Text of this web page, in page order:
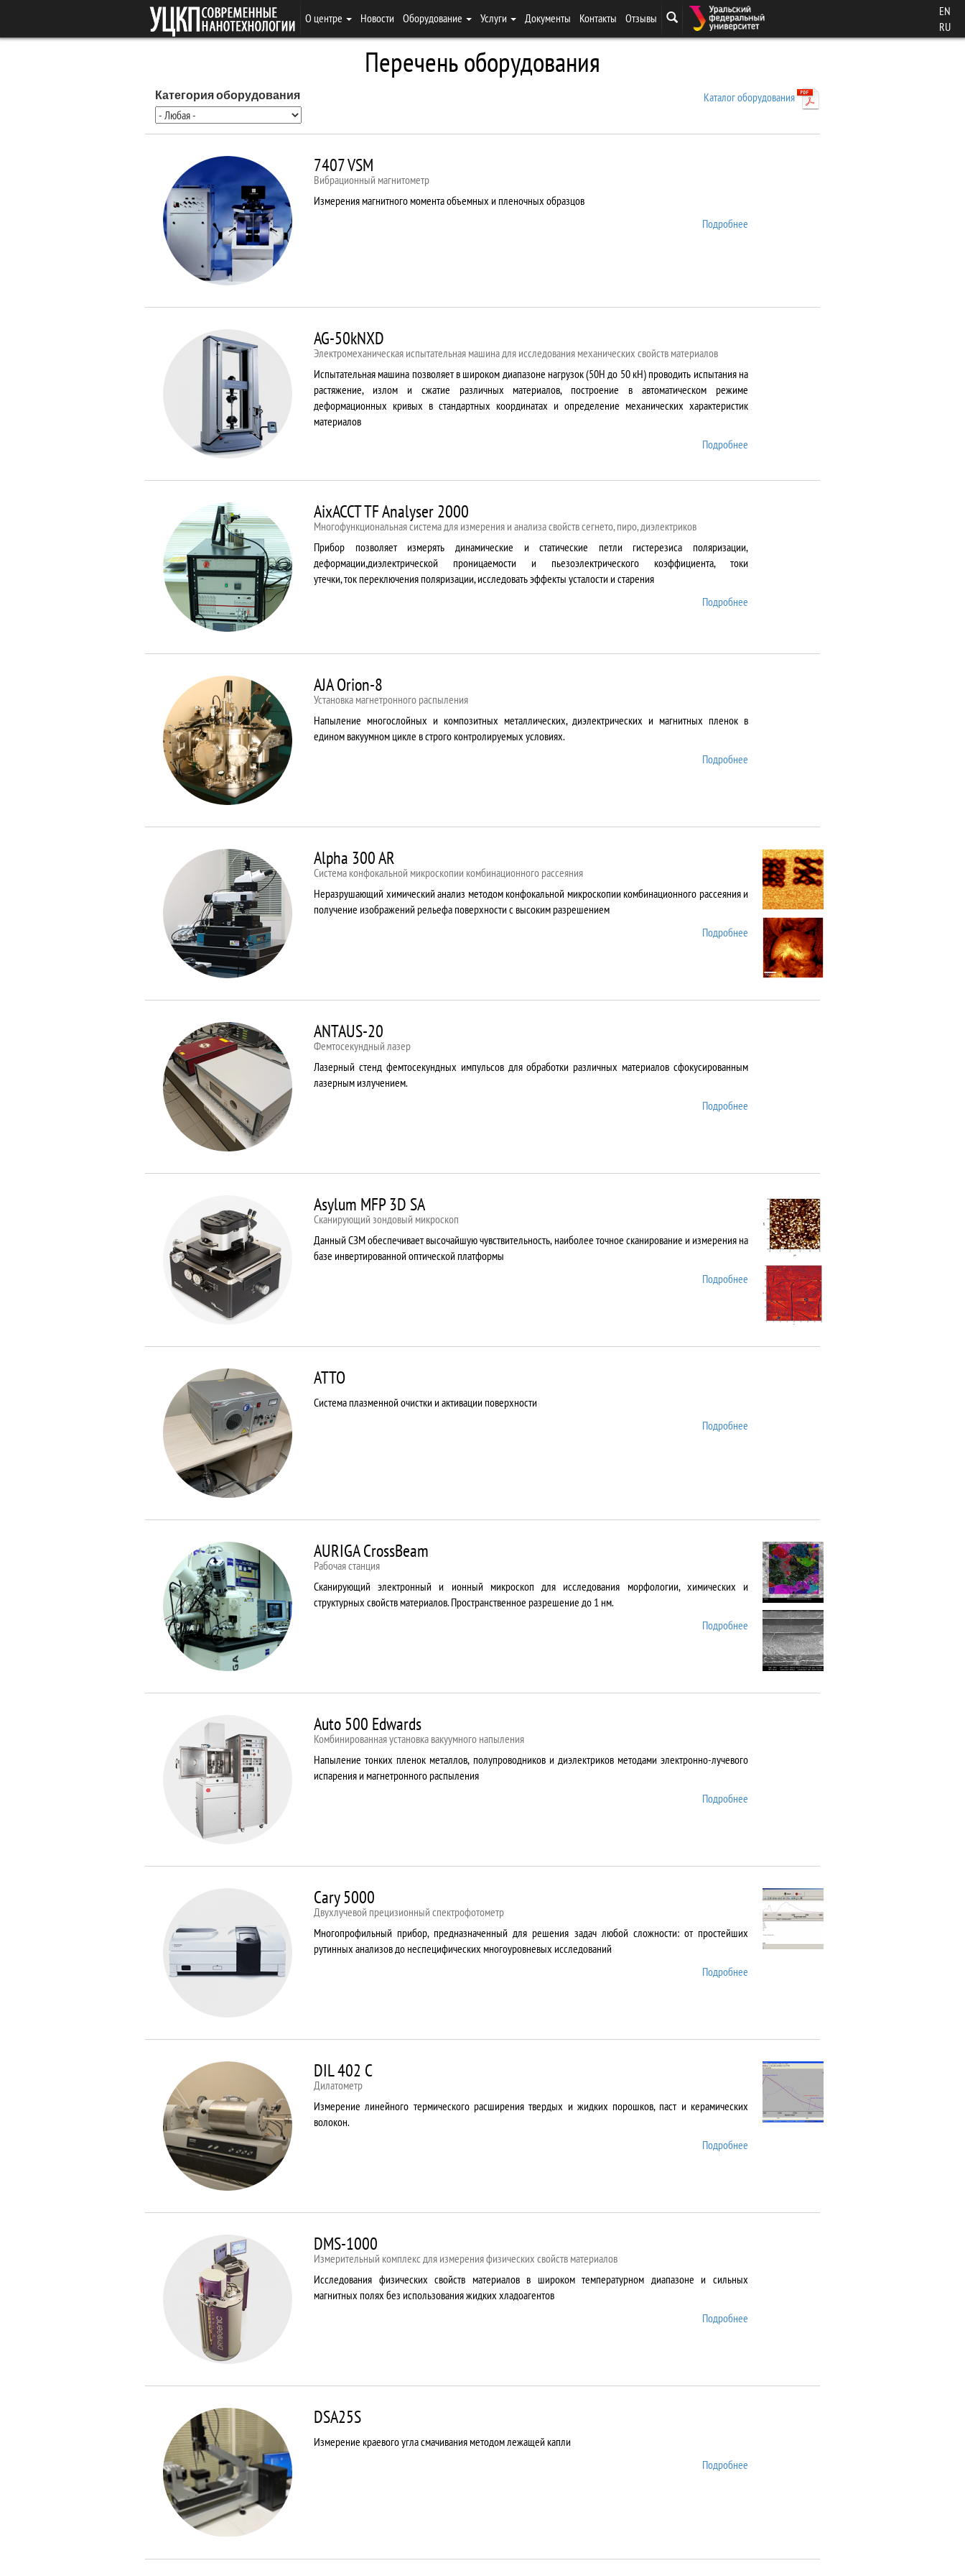
О центре Новости Оборудование Услуги Документы Контакты Отзывы
EN
RU
Перечень оборудования
Каталог оборудования
Категория оборудования
7407 VSM
Вибрационный магнитометр
Измерения магнитного момента объемных и пленочных образцов
Подробнее
AG-50kNXD
Электромеханическая испытательная машина для исследования механических свойств материалов
Испытательная машина позволяет в широком диапазоне нагрузок (50Н до 50 кН) проводить испытания на
растяжение, излом и сжатие различных материалов, построение в автоматическом режиме
деформационных кривых в стандартных координатах и определение механических характеристик
материалов
Подробнее
AixACCT TF Analyser 2000
Многофункциональная система для измерения и анализа свойств сегнето, пиро, диэлектриков
Прибор позволяет измерять динамические и статические петли гистерезиса поляризации,
деформации,диэлектрической проницаемости и пьезоэлектрического коэффициента, токи
утечки, ток переключения поляризации, исследовать эффекты усталости и старения
Подробнее
AJA Orion-8
Установка магнетронного распыления
Напыление многослойных и композитных металлических, диэлектрических и магнитных пленок в
едином вакуумном цикле в строго контролируемых условиях.
Подробнее
Alpha 300 AR
Система конфокальной микроскопии комбинационного рассеяния
Неразрушающий химический анализ методом конфокальной микроскопии комбинационного рассеяния и
получение изображений рельефа поверхности с высоким разрешением
Подробнее о Alpha 300 AR
ANTAUS-20
Фемтосекундный лазер
Лазерный стенд фемтосекундных импульсов для обработки различных материалов сфокусированным
лазерным излучением.
Подробнее
Asylum MFP 3D SA
Сканирующий зондовый микроскоп
Данный СЗМ обеспечивает высочайшую чувствительность, наиболее точное сканирование и измерения на
базе инвертированной оптической платформы
Подробнее о Asylum MFP 3D SA
ATTO
Система плазменной очистки и активации поверхности
Подробнее
AURIGA CrossBeam
Рабочая станция
Сканирующий электронный и ионный микроскоп для исследования морфологии, химических и
структурных свойств материалов. Пространственное разрешение до 1 нм.
Подробнее о AURIGA CrossBeam
Auto 500 Edwards
Комбинированная установка вакуумного напыления
Напыление тонких пленок металлов, полупроводников и диэлектриков методами электронно-лучевого
испарения и магнетронного распыления
Подробнее
Cary 5000
Двухлучевой прецизионный спектрофотометр
Многопрофильный прибор, предназначенный для решения задач любой сложности: от простейших
рутинных анализов до неспецифических многоуровневых исследований
Подробнее
DIL 402 C
Дилатометр
Измерение линейного термического расширения твердых и жидких порошков, паст и керамических
волокон.
Подробнее
DMS-1000
Измерительный комплекс для измерения физических свойств материалов
Исследования физических свойств материалов в широком температурном диапазоне и сильных
магнитных полях без использования жидких хладоагентов
Подробнее
DSA25S
Измерение краевого угла смачивания методом лежащей капли
Подробнее